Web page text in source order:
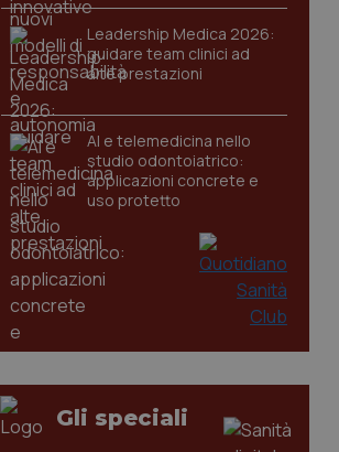
Leadership Medica 2026:
guidare team clinici ad
alte prestazioni
AI e telemedicina nello
studio odontoiatrico:
applicazioni concrete e
uso protetto
Gli speciali